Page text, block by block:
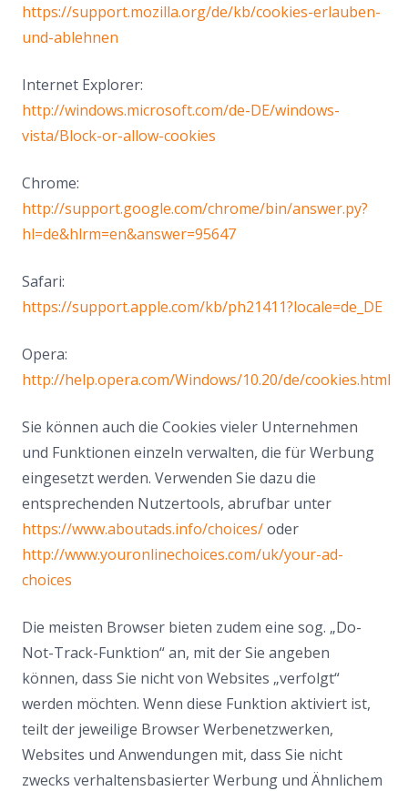
https://support.mozilla.org/de/kb/cookies-erlauben-
und-ablehnen
Internet Explorer:
http://windows.microsoft.com/de-DE/windows-
vista/Block-or-allow-cookies
Chrome:
http://support.google.com/chrome/bin/answer.py?
hl=de&hlrm=en&answer=95647
Safari:
https://support.apple.com/kb/ph21411?locale=de_DE
Opera:
http://help.opera.com/Windows/10.20/de/cookies.html
Sie können auch die Cookies vieler Unternehmen
und Funktionen einzeln verwalten, die für Werbung
eingesetzt werden. Verwenden Sie dazu die
entsprechenden Nutzertools, abrufbar unter
https://www.aboutads.info/choices/oder
http://www.youronlinechoices.com/uk/your-ad-
choices
Die meisten Browser bieten zudem eine sog. „Do-
Not-Track-Funktion“ an, mit der Sie angeben
können, dass Sie nicht von Websites „verfolgt“
werden möchten. Wenn diese Funktion aktiviert ist,
teilt der jeweilige Browser Werbenetzwerken,
Websites und Anwendungen mit, dass Sie nicht
zwecks verhaltensbasierter Werbung und Ähnlichem